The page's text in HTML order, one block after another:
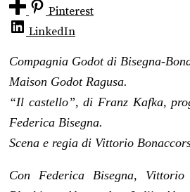
Pinterest
LinkedIn
Compagnia Godot di Bisegna-
Maison Godot Ragusa.
“Il castello”, di Franz Kafka,
Federica Bisegna.
Scena e regia di Vittorio
Con Federica Bisegna, Vittorio